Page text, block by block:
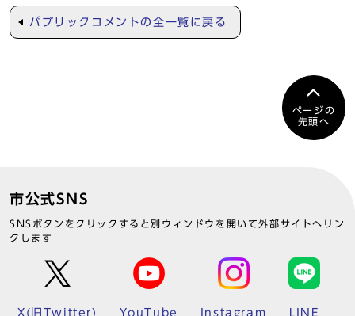
パブリックコメントの全一覧に戻る
ページの
先頭へ
市公式SNS
SNSボタンをクリックすると別ウィンドウを開いて外部サイトへリン
クします
X(旧Twitter) YouTube Instagram LINE